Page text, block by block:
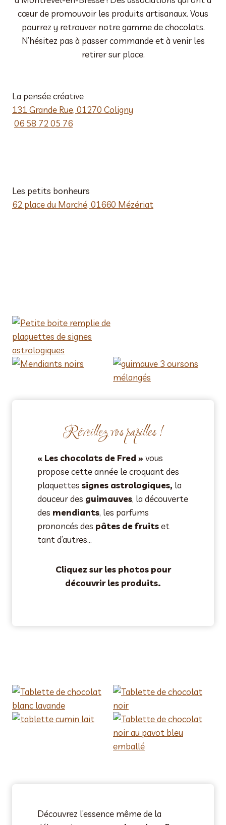
cœur de promouvoir les produits artisanaux. Vous
pourrez y retrouver notre gamme de chocolats.
N’hésitez pas à passer commande et à venir les
retirer sur place.
La pensée créative
131 Grande Rue, 01270 Coligny
06 58 72 05 76
Les petits bonheurs
62 place du Marché, 01660 Mézériat
Réveillez vos papilles !
« Les chocolats de Fred » vous
propose cette année le croquant des
plaquettes signes astrologiques, la
douceur des guimauves, la découverte
des mendiants, les parfums
prononcés des pâtes de fruitset
tant d’autres…
Cliquez sur les photos pour
découvrir les produits.
Découvrez l’essence même de la